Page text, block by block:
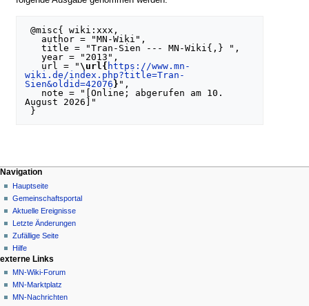
@misc{ wiki:xxx,
   title = "Tran-Sien --- MN-Wiki{,} ",
   year = "2013",
   url = "
\url{ https://www.mn-
wiki.de/index.php?title=Tran-
Sien&oldid=42076 } ",
August 2026]"
Navigationsmenü
Seitenaktionen
Spezialseite
Meine Werkzeuge
Nicht
angemeldet
Diskussionsseite
Beiträge
Anmelden
Navigation
Hauptseite
Gemeinschafts­portal
Aktuelle Ereignisse
Letzte Änderungen
Zufällige Seite
Hilfe
externe Links
MN-Wiki-Forum
MN-Marktplatz
MN-Nachrichten